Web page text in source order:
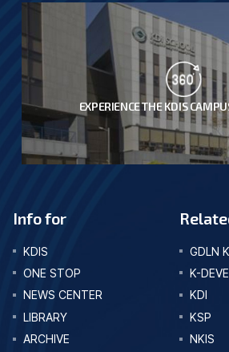
EXPERIENCE THE KDIS
Info for
KDIS
ONE STOP
NEWS CENTER
LIBRARY
ARCHIVE
GDLN
K-
KDI
KSP
NKIS